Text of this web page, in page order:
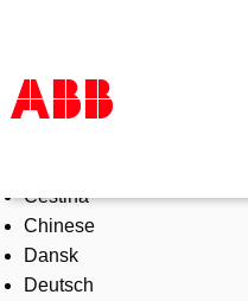
Products & Solutions
Industries
Services
About us
Čeština
Chinese
Dansk
Deutsch